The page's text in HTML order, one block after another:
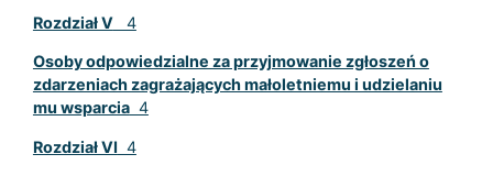
Rozdział V4
Osoby odpowiedzialne za przyjmowanie zgłoszeń o
zdarzeniach zagrażających małoletniemu i udzielaniu
mu wsparcia4
Rozdział VI4